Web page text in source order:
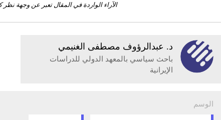
الآراء الواردة في المقال تعبر عن وجهة نظر
د. عبدالرؤوف مصطفى الغنيمي
باحث سياسي بالمعهد الدولي للدراسات
الإيرانية
الوسم